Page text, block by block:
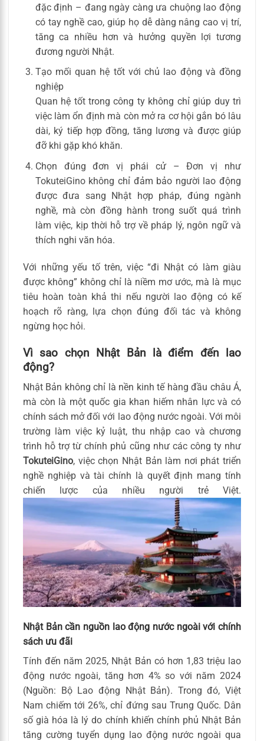
đặc định – đang ngày càng ưa chuộng lao động
có tay nghề cao, giúp họ dễ dàng nâng cao vị trí,
tăng ca nhiều hơn và hưởng quyền lợi tương
đương người Nhật.
Tạo mối quan hệ tốt với chủ lao động và đồng
nghiệp
Quan hệ tốt trong công ty không chỉ giúp duy trì
việc làm ổn định mà còn mở ra cơ hội gắn bó lâu
dài, ký tiếp hợp đồng, tăng lương và được giúp
đỡ khi gặp khó khăn.
Chọn đúng đơn vị phái cử – Đơn vị như
TokuteiGino không chỉ đảm bảo người lao động
được đưa sang Nhật hợp pháp, đúng ngành
nghề, mà còn đồng hành trong suốt quá trình
làm việc, kịp thời hỗ trợ về pháp lý, ngôn ngữ và
thích nghi văn hóa.
Với những yếu tố trên, việc “đi Nhật có làm giàu
được không” không chỉ là niềm mơ ước, mà là mục
tiêu hoàn toàn khả thi nếu người lao động có kế
hoạch rõ ràng, lựa chọn đúng đối tác và không
ngừng học hỏi.
Vì sao chọn Nhật Bản là điểm đến lao
động?
Nhật Bản không chỉ là nền kinh tế hàng đầu châu Á,
mà còn là một quốc gia khan hiếm nhân lực và có
chính sách mở đối với lao động nước ngoài. Với môi
trường làm việc kỷ luật, thu nhập cao và chương
trình hỗ trợ từ chính phủ cũng như các công ty như
TokuteiGino, việc chọn Nhật Bản làm nơi phát triển
nghề nghiệp và tài chính là quyết định mang tính
chiến lược của nhiều người trẻ Việt.
Nhật Bản cần nguồn lao động nước ngoài với chính
sách ưu đãi
Tính đến năm 2025, Nhật Bản có hơn 1,83 triệu lao
động nước ngoài, tăng hơn 4% so với năm 2024
(Nguồn: Bộ Lao động Nhật Bản). Trong đó, Việt
Nam chiếm tới 26%, chỉ đứng sau Trung Quốc. Dân
số già hóa là lý do chính khiến chính phủ Nhật Bản
tăng cường tuyển dụng lao động nước ngoài qua